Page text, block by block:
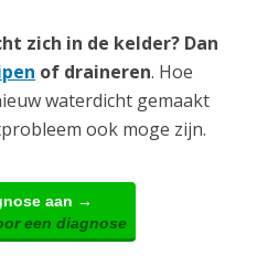
zich in de kelder? Dan
of draineren. Hoe
waterdicht gemaakt
ook moge zijn.
aan →
een diagnose